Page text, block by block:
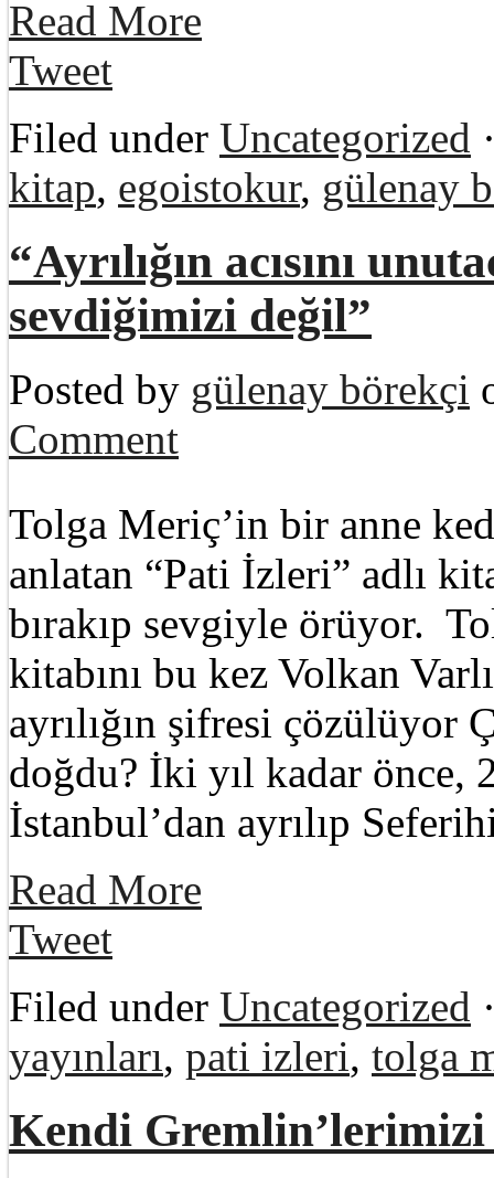
Read More
Tweet
Filed under Uncategorized
kitap, egoistokur, gülenay
“Ayrılığın acısını
sevdiğimizi değil”
Posted by gülenay börekçi
Comment
Tolga Meriç’in bir anne
anlatan “Pati İzleri” adlı
bırakıp sevgiyle örüyor.
kitabını bu kez Volkan
ayrılığın şifresi çözülüyor
doğdu? İki yıl kadar önce,
İstanbul’dan ayrılıp
Read More
Tweet
Filed under Uncategorized
yayınları, pati izleri, tolga
Kendi